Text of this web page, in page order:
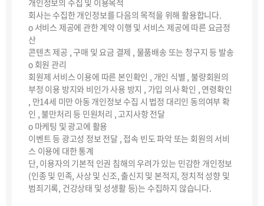
개인정보의 수집 및 이용목적
회사는 수집한 개인정보를 다음의 목적을 위해 활용합니다.
ο 서비스 제공에 관한 계약 이행 및 서비스 제공에 따른 요금정
산
콘텐츠 제공 , 구매 및 요금 결제 , 물품배송 또는 청구지 등 발송
ο 회원 관리
회원제 서비스 이용에 따른 본인확인 , 개인 식별 , 불량회원의
부정 이용 방지와 비인가 사용 방지 , 가입 의사 확인 , 연령확인
, 만14세 미만 아동 개인정보 수집 시 법정 대리인 동의여부 확
인 , 불만처리 등 민원처리 , 고지사항 전달
ο 마케팅 및 광고에 활용
이벤트 등 광고성 정보 전달 , 접속 빈도 파악 또는 회원의 서비
스 이용에 대한 통계
단, 이용자의 기본적 인권 침해의 우려가 있는 민감한 개인정보
(인종 및 민족, 사상 및 신조, 출신지 및 본적지, 정치적 성향 및
범죄기록, 건강상태 및 성생활 등)는 수집하지 않습니다.